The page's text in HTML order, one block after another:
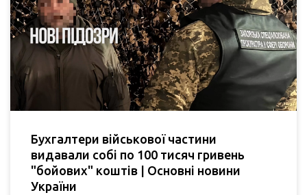
Бухгалтери військової частини
видавали собі по 100 тисяч гривень
"бойових" коштів | Основні новини
України